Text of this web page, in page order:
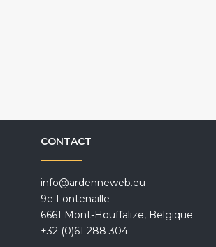
CONTACT
info@ardenneweb.eu
9e Fontenaille
6661 Mont-Houffalize, Belgique
+32 (0)61 288 304